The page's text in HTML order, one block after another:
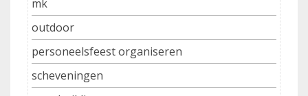
mk
outdoor
personeelsfeest organiseren
scheveningen